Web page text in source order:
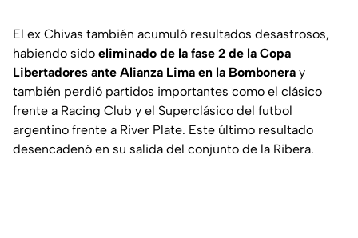
El ex Chivas también acumuló resultados desastrosos,
habiendo sido eliminado de la fase 2 de la Copa
Libertadores ante Alianza Lima en la Bombonera y
también perdió partidos importantes como el clásico
frente a Racing Club y el Superclásico del futbol
argentino frente a River Plate. Este último resultado
desencadenó en su salida del conjunto de la Ribera.